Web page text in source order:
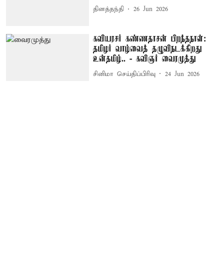
தினத்தந்தி 26 Jun 2026
கவியரசர் கண்ணதாசன் பிறந்தநாள்:
தமிழர் வாழ்வைத் தழுவிநடக்கிறது
உன்தமிழ்.. - கவிஞர் வைரமுத்து
சினிமா செய்திப்பிரிவு 24 Jun 2026